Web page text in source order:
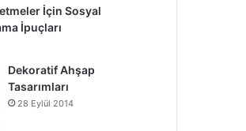
İçin Sosyal
İpuçları
Dekoratif Ahşap
Tasarımları
28 Eylül 2014